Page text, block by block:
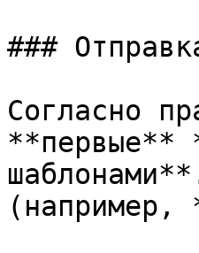
###
Согласно
**первые**
(например,